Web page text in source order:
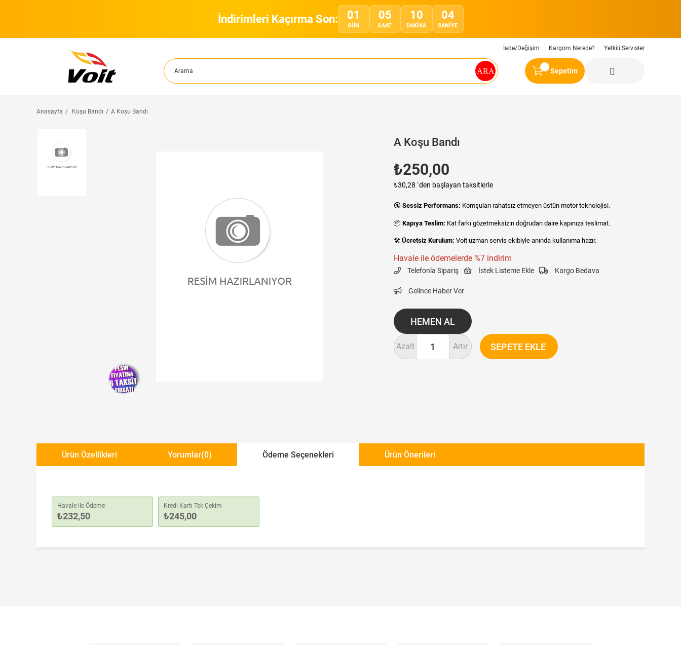
İndirimleri Kaçırma Son: 01
GÜN
05
SAAT
10
DAKIKA
04
SANIYE
İade/Değişim Kargom Nerede? Yetkili Servisler
Sepetim
Anasayfa Koşu Bandı A Koşu Bandı
Yeni Ürün
A Koşu Bandı
₺250,00
₺30,28 `den başlayan taksitlerle
🔇 Sessiz Performans: Komşuları rahatsız etmeyen üstün motor teknolojisi.
📦 Kapıya Teslim: Kat farkı gözetmeksizin doğrudan daire kapınıza teslimat.
🛠️ Ücretsiz Kurulum: Voit uzman servis ekibiyle anında kullanıma hazır.
Havale ile ödemelerde %7 indirim
Telefonla Sipariş İstek Listeme Ekle Kargo Bedava
Gelince Haber Ver
Artır
Azalt
Ürün Özellikleri Yorumlar(0) Ödeme Seçenekleri Ürün Önerileri
Havale ile Ödeme
₺232,50
Kredi Kartı Tek Çekim
₺245,00